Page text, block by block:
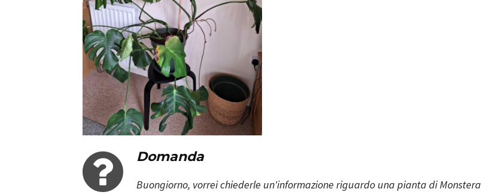
Domanda
Buongiorno, vorrei chiederle un'informazione riguardo una pianta di Monstera